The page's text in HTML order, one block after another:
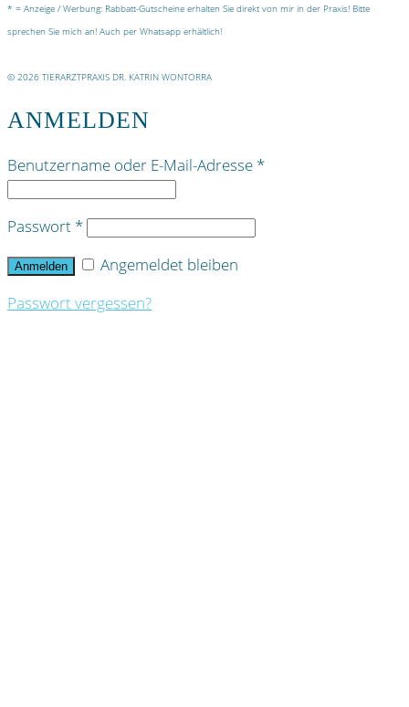
* = Anzeige / Werbung: Rabbatt-Gutscheine erhalten Sie direkt von mir in der Praxis! Bitte
sprechen Sie mich an! Auch per Whatsapp erhältlich!
© 2026 TIERARZTPRAXIS DR. KATRIN WONTORRA
ANMELDEN
Benutzername oder E-Mail-Adresse *
Passwort *
Anmelden
Angemeldet bleiben
Passwort vergessen?